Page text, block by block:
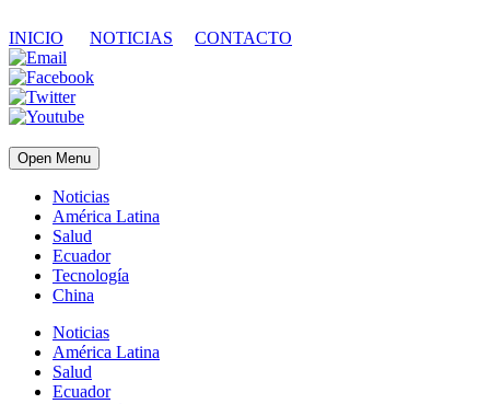
INICIO NOTICIAS CONTACTO
Open Menu
Noticias
América Latina
Salud
Ecuador
Tecnología
China
Noticias
América Latina
Salud
Ecuador